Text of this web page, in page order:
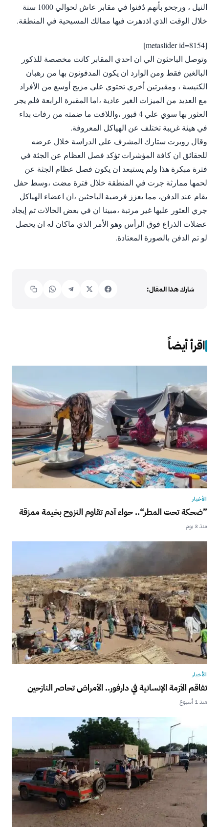
النيل ، ورجحو بأنهم دُفنوا في مقابر عاش لحوالي 1000 سنة
خلال الوقت الذي اذدهرت فيها ممالك المسيحية في المنطقة. ‬
[metaslider id=8154]
البالغين فقط ومن الوارد ان يكون المدفونون بها من رهبان
الكنيسة ، ومقبرتين أخري تحتوي علي مزيج أوسع من الأفراد
مع العديد من الميزات الغير عادية ،اما المقبرة الرابعة فلم يجر
العثور بها سوي علي 4 قبور ،واللافت ما ضمته من رفات بداء
في هيئة غريبة تختلف عن الهياكل المعروفة.‬
للحقائق ان كافة المؤشرات تؤكد فصل العظام عن الجثة في
فترة مبكرة هذا ولم يستبعد ان يكون فصل عظام الجثة عن
لحمها ممارثة جرت في المنطقة خلال فترة مضت ،وسط حفل
يقام عند الدفن، مما يعزز فرضية الباحثين ،ان اعضاء الهياكل
جري العثور عليها غير مرتبة ،مبينا ان في بعض الحالات تم إيجاد
عضلات الذراع فوق الرأس وهو الأمر الذي ماكان له ان يحصل
لو تم الدفن بالصورة المعتادة.‬
شارك هذا المقال:
اقرأ أيضاً
الأخبار
”ضحكة تحت المطر“.. حواء آدم تقاوم النزوح بخيمة ممزقة
منذ 3 يوم
الأخبار
تفاقم الأزمة الإنسانية في دارفور.. الأمراض تحاصر النازحين
منذ 1 أسبوع